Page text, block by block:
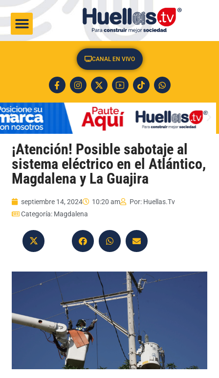
CANAL EN VIVO
¡Atención! Posible sabotaje al
sistema eléctrico en el Atlántico,
Magdalena y La Guajira
septiembre 14, 2024 10:20 am Por: Huellas.Tv
Categoría: Magdalena